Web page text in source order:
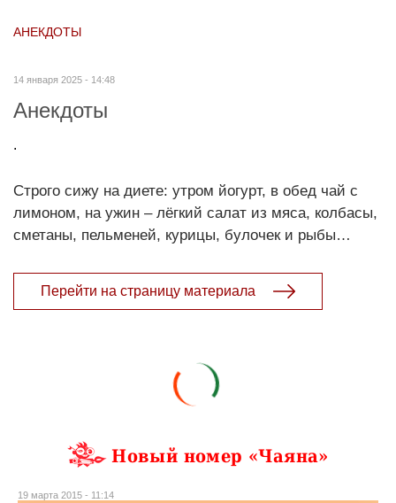
АНЕКДОТЫ
14 января 2025 - 14:48
Анекдоты
.
Строго сижу на диете: утром йогурт, в обед чай с
лимоном, на ужин – лёгкий салат из мяса, колбасы,
сметаны, пельменей, курицы, булочек и рыбы…
Перейти на страницу материала
Новый номер «Чаяна»
19 марта 2015 - 11:14